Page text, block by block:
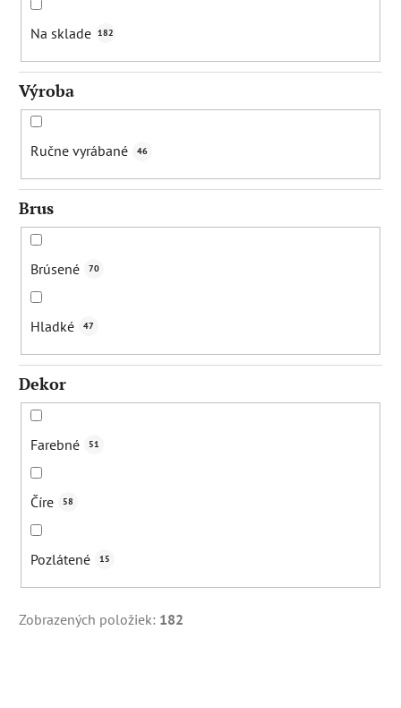
Na sklade 182
Výroba
Ručne vyrábané 46
Brus
Brúsené 70
Hladké 47
Dekor
Farebné 51
Číre 58
Pozlátené 15
Zobrazených položiek: 182